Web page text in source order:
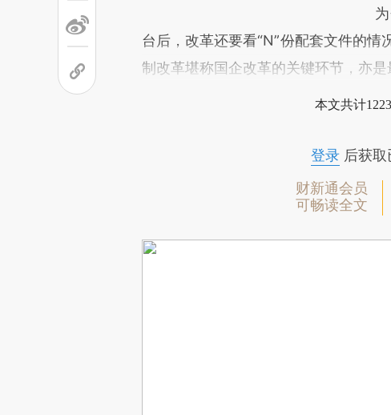
台后，改革还要看“N”份配套文件的
制改革堪称国企改革的关键环节，亦是
本文共计
登录后获取
财新通会员
可畅读全文